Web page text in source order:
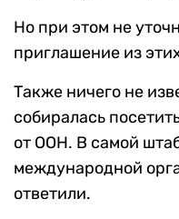
Но при этом не
приглашение из
Также ничего не
собиралась
от ООН. В самой
международной
ответили.